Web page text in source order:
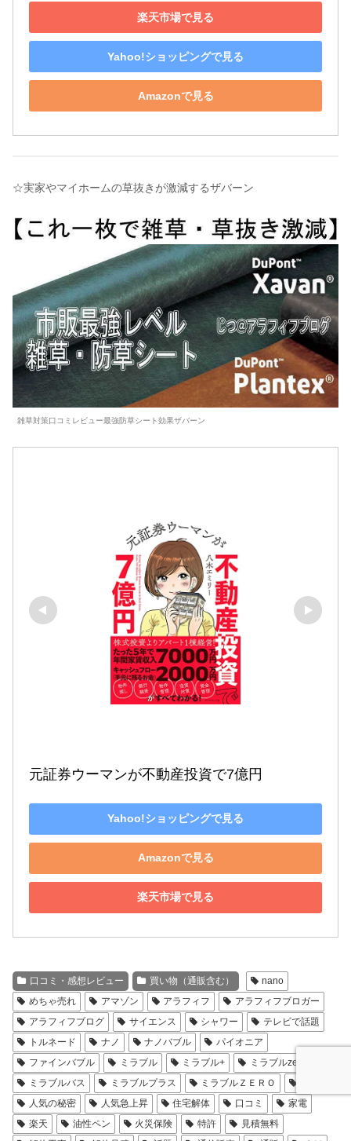
楽天市場で見る
Yahoo!ショッピングで見る
Amazonで見る
☆実家やマイホームの草抜きが激減するザバーン
雑草対策口コミレビュー最強防草シート効果ザバーン
元証券ウーマンが不動産投資で7億円
Yahoo!ショッピングで見る
Amazonで見る
楽天市場で見る
口コミ・感想レビュー 買い物（通販含む）
nano
めちゃ売れ
アマゾン アラフィフ
アラフィフブロガー
アラフィフブログ
サイエンス シャワー
テレビで話題
トルネード
ナノ ナノバブル
パイオニア
ファインバブル
ミラブル ミラブル+
ミラブルzero
ミラブルバス
ミラブルプラス ミラブルＺＥＲＯ
人気の秘密
人気急上昇 住宅解体 口コミ
家電
楽天
油性ペン 火災保険 特許
見積無料